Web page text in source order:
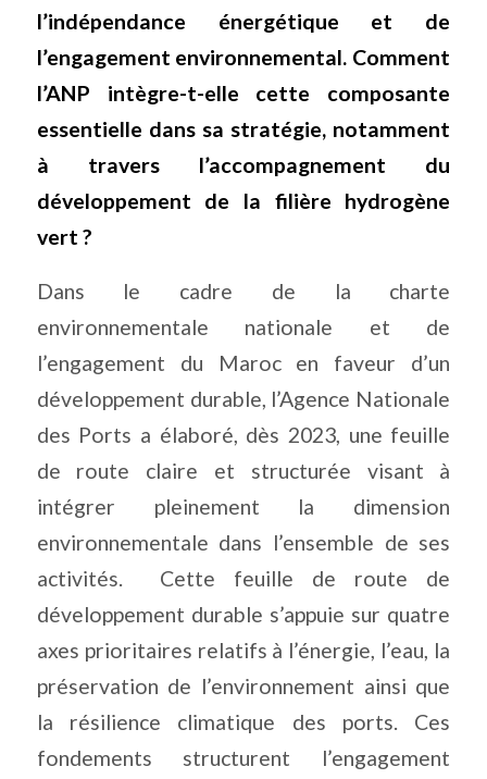
l’indépendance énergétique et de
l’engagement environnemental. Comment
l’ANP intègre-t-elle cette composante
essentielle dans sa stratégie, notamment
à travers l’accompagnement du
développement de la filière hydrogène
vert ?
Dans le cadre de la charte
environnementale nationale et de
l’engagement du Maroc en faveur d’un
développement durable, l’Agence Nationale
des Ports a élaboré, dès 2023, une feuille
de route claire et structurée visant à
intégrer pleinement la dimension
environnementale dans l’ensemble de ses
activités.
Cette feuille de route de
développement durable s’appuie sur quatre
axes prioritaires relatifs à l’énergie, l’eau, la
préservation de l’environnement ainsi que
la résilience climatique des ports. Ces
fondements structurent l’engagement